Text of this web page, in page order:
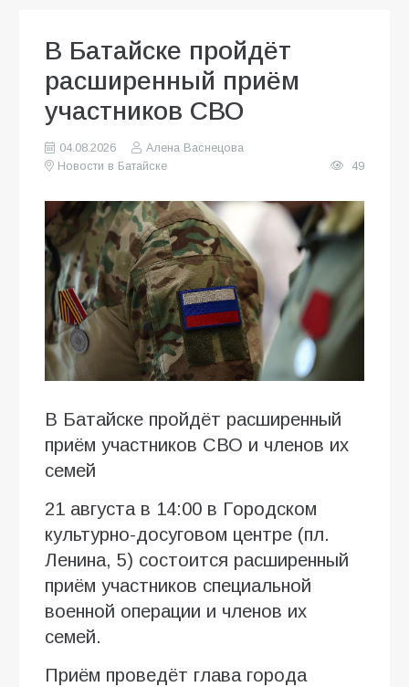
В Батайске пройдёт
расширенный приём
участников СВО
04.08.2026
Алена Васнецова
Новости в Батайске
49
В Батайске пройдёт расширенный
приём участников СВО и членов их
семей
21 августа в 14:00 в Городском
культурно-досуговом центре (пл.
Ленина, 5) состоится расширенный
приём участников специальной
военной операции и членов их
семей.
Приём проведёт глава города